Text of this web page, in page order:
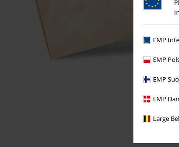
EMP
EMP
EMP
EMP
Large